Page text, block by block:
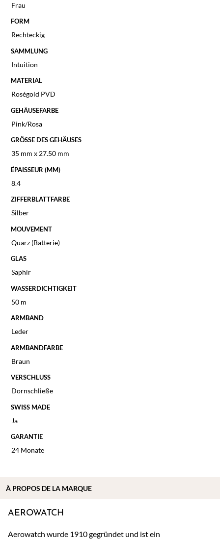
Frau
FORM
Rechteckig
SAMMLUNG
Intuition
MATERIAL
Roségold PVD
GEHÄUSEFARBE
Pink/Rosa
GRÖSSE DES GEHÄUSES
35 mm x 27.50 mm
ÉPAISSEUR (MM)
8.4
ZIFFERBLATTFARBE
Silber
MOUVEMENT
Quarz (Batterie)
GLAS
Saphir
WASSERDICHTIGKEIT
50 m
ARMBAND
Leder
ARMBANDFARBE
Braun
VERSCHLUSS
Dornschließe
SWISS MADE
Ja
GARANTIE
24 Monate
AEROWATCH
Aerowatch wurde 1910 gegründet und ist ein
À PROPOS DE LA MARQUE